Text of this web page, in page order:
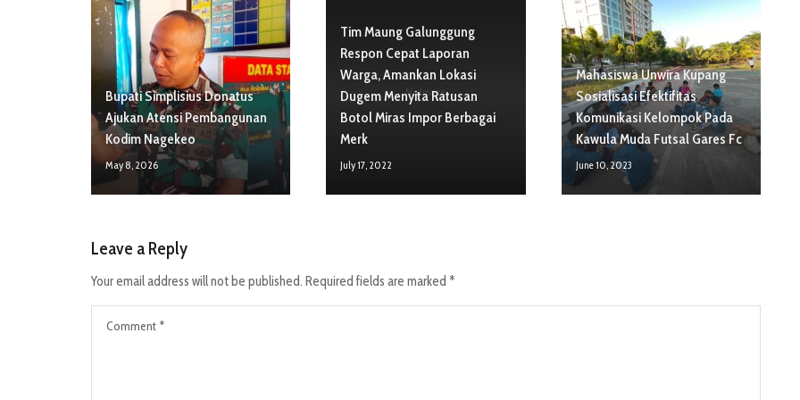
Bupati Simplisius Donatus
Ajukan Atensi Pembangunan
Kodim Nagekeo
May 8, 2026
No Image
Tim Maung Galunggung
Respon Cepat Laporan
Warga, Amankan Lokasi
Dugem Menyita Ratusan
Botol Miras Impor Berbagai
Merk
July 17, 2022
Mahasiswa Unwira Kupang
Sosialisasi Efektifitas
Komunikasi Kelompok Pada
Kawula Muda Futsal Gares Fc
June 10, 2023
Leave a Reply
Your email address will not be published. Required fields are marked *